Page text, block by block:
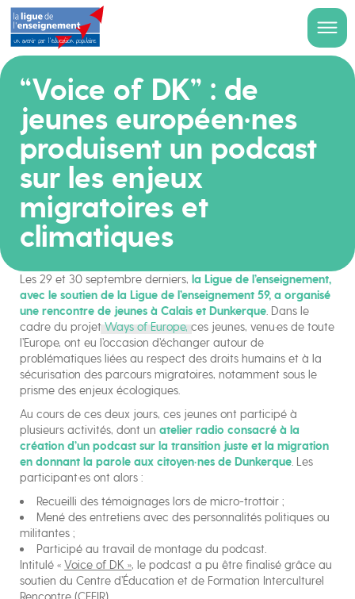
“Voice of DK” : de
jeunes européen·nes
produisent un podcast
sur les enjeux
migratoires et
climatiques
Les 29 et 30 septembre derniers, la Ligue de l’enseignement,
avec le soutien de la Ligue de l’enseignement 59, a organisé
une rencontre de jeunes à Calais et Dunkerque. Dans le
cadre du projet Ways of Europe, ces jeunes, venu·es de toute
l’Europe, ont eu l’occasion d’échanger autour de
problématiques liées au respect des droits humains et à la
sécurisation des parcours migratoires, notamment sous le
prisme des enjeux écologiques.
Au cours de ces deux jours, ces jeunes ont participé à
plusieurs activités, dont un atelier radio consacré à la
création d’un podcast sur la transition juste et la migration
en donnant la parole aux citoyen·nes de Dunkerque. Les
participant·es ont alors :
Recueilli des témoignages lors de micro-trottoir ;
Mené des entretiens avec des personnalités politiques ou
militantes ;
Participé au travail de montage du podcast.
Intitulé « Voice of DK », le podcast a pu être finalisé grâce au
soutien du Centre d’Éducation et de Formation Interculturel